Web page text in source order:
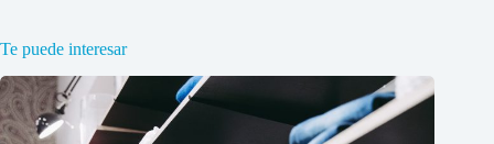
Te puede interesar